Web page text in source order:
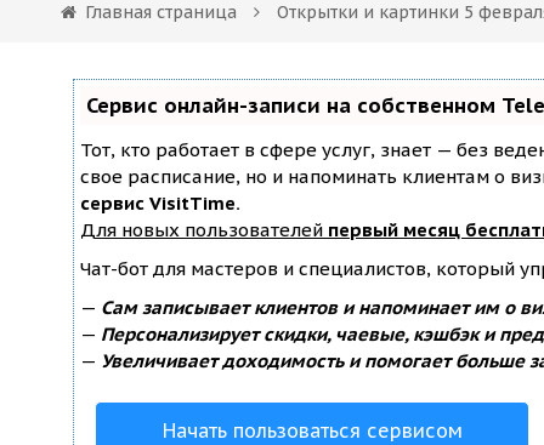
Главная страница Открытки и картинки 5
Сервис онлайн-записи на собственном
Тот, кто работает в сфере услуг, знает — без
свое расписание, но и напоминать клиентам о
сервис VisitTime.
Для новых пользователей первый месяц
Чат-бот для мастеров и специалистов, который
— Сам записывает клиентов и напоминает им о
— Персонализирует скидки, чаевые, кэшбэк и
— Увеличивает доходимость и помогает больше
Начать пользоваться сервисом